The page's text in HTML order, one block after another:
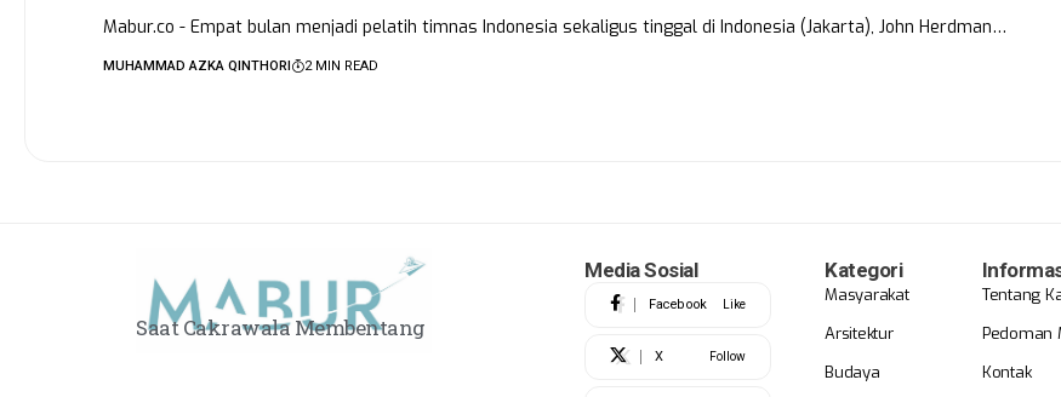
Mabur.co - Empat bulan menjadi pelatih timnas Indonesia sekaligus tinggal di Indonesia (Jakarta), John Herdman…
MUHAMMAD AZKA QINTHORI 2 MIN READ
Saat Cakrawala Membentang
Media Sosial
Facebook Like
X Follow
Kategori
Masyarakat
Arsitektur
Budaya
Tentang
Pedoman
Kontak